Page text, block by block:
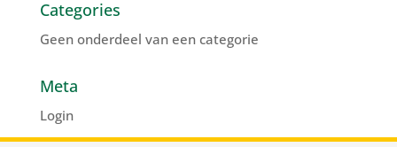
Categories
Geen onderdeel van een categorie
Meta
Login